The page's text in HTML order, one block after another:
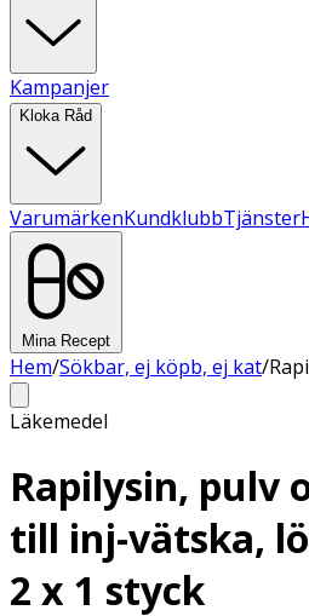
Kampanjer
Kloka Råd
VarumärkenKundklubbTjänster
Mina Recept
Hem/Sökbar, ej köpb, ej kat/
Läkemedel
Rapilysin, pulv
till inj-vätska,
2 x 1 styck